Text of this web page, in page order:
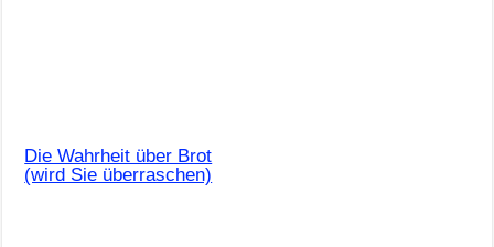
Die Wahrheit über Brot
(wird Sie überraschen)